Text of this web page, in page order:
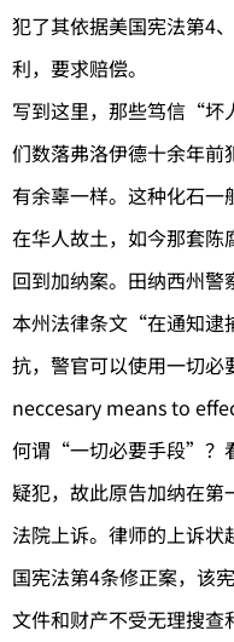
犯了其依据美国宪法第4
利，要求赔偿。
写到这里，那些笃信“坏
们数落弗洛伊德十余年
有余辜一样。这种化石
在华人故土，如今那套陈
回到加纳案。田纳西州
本州法律条文“在通知逮
抗，警官可以使用一切
neccesary means to
何谓“一切必要手段”？
疑犯，故此原告加纳在
法院上诉。律师的上诉
国宪法第4条修正案，该
文件和财产不受无理搜查